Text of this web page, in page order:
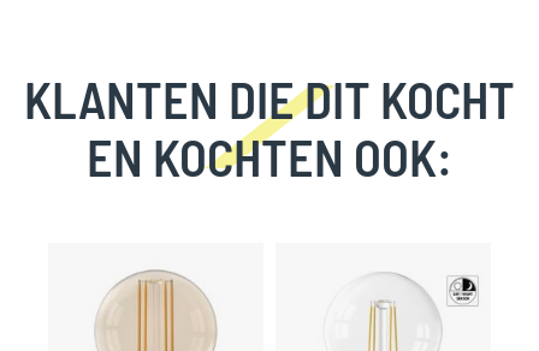
KLANTEN DIE DIT KOCHT
EN KOCHTEN OOK:
carousel